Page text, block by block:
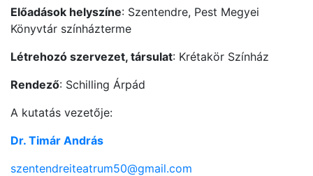
Előadások helyszíne: Szentendre, Pest Megyei
Könyvtár színházterme
Létrehozó szervezet, társulat: Krétakör Színház
Rendező: Schilling Árpád
A kutatás vezetője:
Dr. Timár András
szentendreiteatrum50@gmail.com